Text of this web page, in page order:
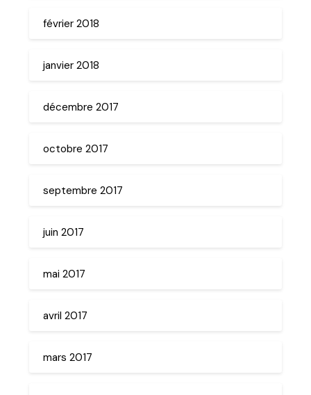
février 2018
janvier 2018
décembre 2017
octobre 2017
septembre 2017
juin 2017
mai 2017
avril 2017
mars 2017